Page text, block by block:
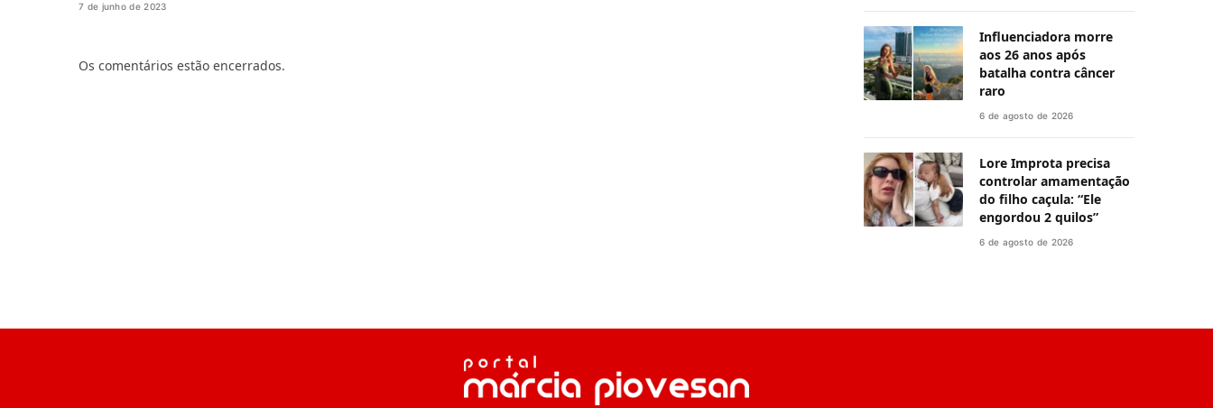
7 de junho de 2023
Os comentários estão encerrados.
Influenciadora morre
aos 26 anos após
batalha contra câncer
raro
6 de agosto de 2026
Lore Improta precisa
controlar amamentação
do filho caçula: “Ele
engordou 2 quilos”
6 de agosto de 2026